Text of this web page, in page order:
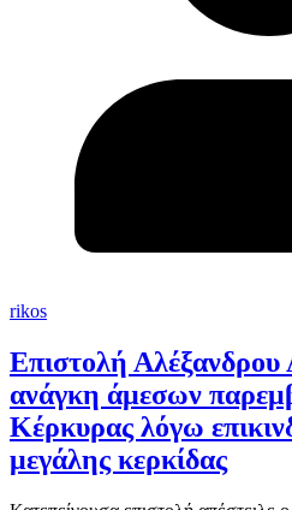
rikos
Επιστολή Αλέξανδρου
ανάγκη άμεσων
Κέρκυρας λόγω
μεγάλης κερκίδας